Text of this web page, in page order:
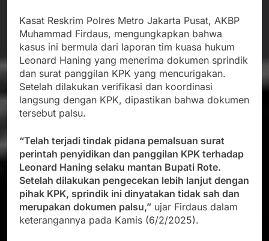
Kasat Reskrim Polres Metro Jakarta Pusat, AKBP
Muhammad Firdaus, mengungkapkan bahwa
kasus ini bermula dari laporan tim kuasa hukum
Leonard Haning yang menerima dokumen sprindik
dan surat panggilan KPK yang mencurigakan.
Setelah dilakukan verifikasi dan koordinasi
langsung dengan KPK, dipastikan bahwa dokumen
tersebut palsu.
“Telah terjadi tindak pidana pemalsuan surat
perintah penyidikan dan panggilan KPK terhadap
Leonard Haning selaku mantan Bupati Rote.
Setelah dilakukan pengecekan lebih lanjut dengan
pihak KPK, sprindik ini dinyatakan tidak sah dan
merupakan dokumen palsu,” ujar Firdaus dalam
keterangannya pada Kamis (6/2/2025).